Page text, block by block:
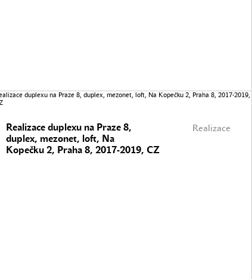
Realizace
Realizace duplexu na Praze 8,
duplex, mezonet, loft, Na
Kopečku 2, Praha 8, 2017-2019, CZ